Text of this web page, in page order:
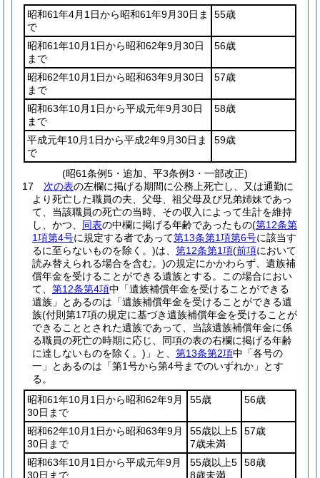
昭和61年4月1日から昭和61年9月30日ま
で
55歳
昭和61年10月1日から昭和62年9月30日
まで
56歳
昭和62年10月1日から昭和63年9月30日
まで
57歳
昭和63年10月1日から平成元年9月30日
まで
58歳
平成元年10月1日から平成2年9月30日ま
で
59歳
(昭61条例5・追加、平3条例3・一部改正)
17
次の表の左欄に掲げる期間に公務上死亡し、又は通勤に
より死亡した職員の夫、父母、祖父母及び兄弟姉妹であっ
て、当該職員の死亡の当時、その収入によって生計を維持
し、かつ、 同表の中欄に掲げる年齢であったもの(第12条第
1項第4号に規定する者であって第13条第1項第6号に該当す
るに至らないものを除く。)は、 第12条第1項(前項において
読み替えられる場合を含む。)の規定にかかわらず、遺族補
償年金を受けることができる遺族とする。
この場合におい
て、 第12条第4項中「遺族補償年金を受けることができる
遺族」とあるのは「遺族補償年金を受けることができる遺
族(付則第17項の規定に基づき遺族補償年金を受けることが
できることとされた遺族であって、当該遺族補償年金に係
る職員の死亡の時期に応じ、同項の表の右欄に掲げる年齢
に達しないものを除く。) 」と、 第13条第2項中「各号の
一」とあるのは「第1号から第4号までのいずれか」とす
る。
昭和61年10月1日から昭和62年9月
30日まで
55歳 56歳
昭和62年10月1日から昭和63年9月
30日まで
55歳以上5
7歳未満
57歳
昭和63年10月1日から平成元年9月
30日まで
55歳以上5
8歳未満
58歳